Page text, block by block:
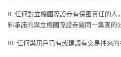
ii. 任何對立橋國際證券有保密責任的人
料承諾的與立橋國際證券屬同一集團的
iii. 任何與用戶已有或建議有交易往來的